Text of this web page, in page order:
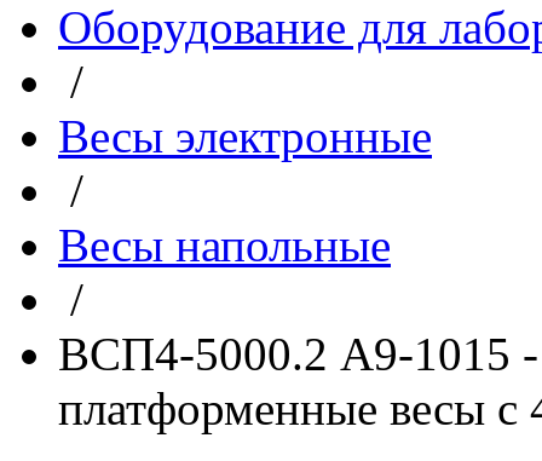
Оборудование для
/
Весы электронные
/
Весы напольные
/
ВСП4-5000.2 А9-1015
платформенные весы с